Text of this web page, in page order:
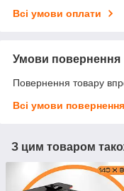
Всі умови оплати
Умови повернення
Повернення товару
Всі умови повернення
З цим товаром